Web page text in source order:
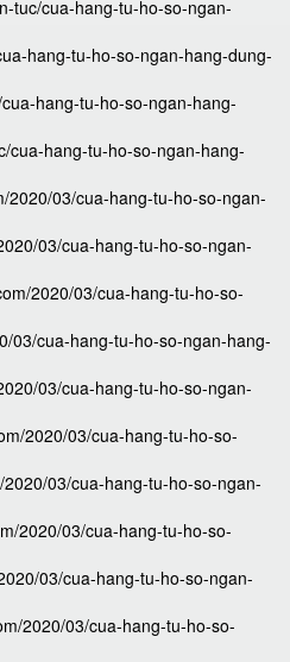
tuc/cua-hang-tu-ho-so-ngan-
hang-tu-ho-so-ngan-hang-dung-
hang-tu-ho-so-ngan-hang-
cua-hang-tu-ho-so-ngan-hang-
2020/03/cua-hang-tu-ho-so-ngan-
03/cua-hang-tu-ho-so-ngan-
2020/03/cua-hang-tu-ho-so-
03/cua-hang-tu-ho-so-ngan-hang-
03/cua-hang-tu-ho-so-ngan-
2020/03/cua-hang-tu-ho-so-
03/cua-hang-tu-ho-so-ngan-
2020/03/cua-hang-tu-ho-so-
03/cua-hang-tu-ho-so-ngan-
2020/03/cua-hang-tu-ho-so-